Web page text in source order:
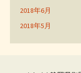
2018年6月
2018年5月